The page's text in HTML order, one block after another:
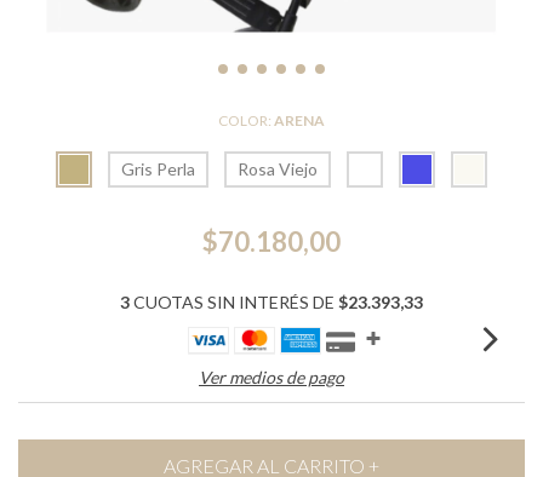
COLOR: ARENA
Gris Perla Rosa Viejo
$70.180,00
3CUOTAS SIN INTERÉS DE $23.393,33
Ver medios de pago